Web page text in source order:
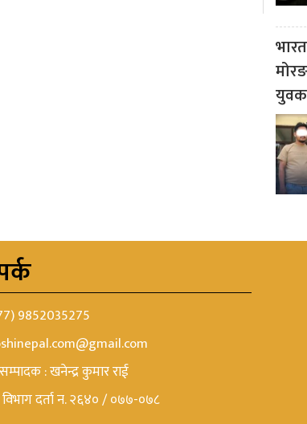
युवक
9852035275
: खनेन्द्र कुमार राई
दर्ता न. २६४० / ०७७-०७८